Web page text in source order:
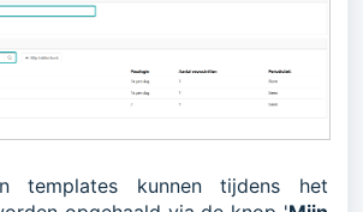
templates kunnen tijdens het